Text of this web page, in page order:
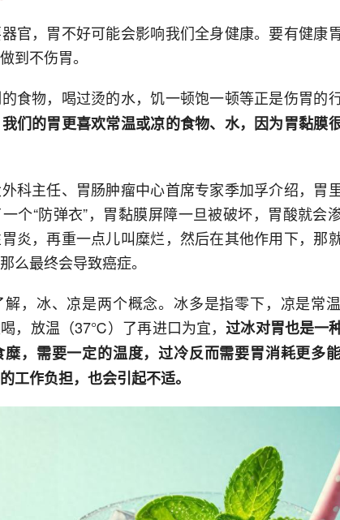
官，胃不好可能会影响我们全身健康。要有健康
到不伤胃。
食物，喝过烫的水，饥一顿饱一顿等正是伤胃的
们的胃更喜欢常温或凉的食物、水，因为胃黏膜
科主任、胃肠肿瘤中心首席专家季加孚介绍，胃
个“防弹衣”，胃黏膜屏障一旦被破坏，胃酸就会
炎，再重一点儿叫糜烂，然后在其他作用下，那
么最终会导致癌症。
，冰、凉是两个概念。冰多是指零下，凉是常
，放温（37℃）了再进口为宜，过冰对胃也是一
糜，需要一定的温度，过冷反而需要胃消耗更多
工作负担，也会引起不适。